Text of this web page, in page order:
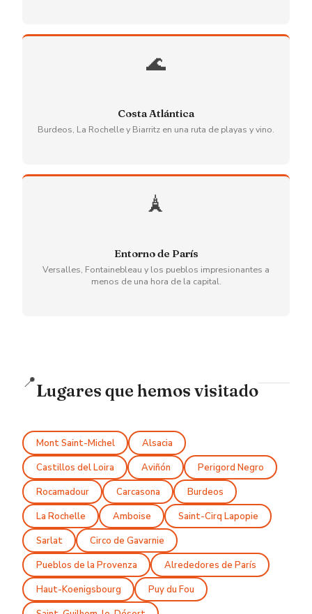
🌊
Costa Atlántica
Burdeos, La Rochelle y Biarritz en una ruta de playas y vino.
🗼
Entorno de París
Versalles, Fontainebleau y los pueblos impresionantes a
menos de una hora de la capital.
📍Lugares que hemos visitado
Mont Saint-Michel
Alsacia
Castillos del Loira
Aviñón
Perigord Negro
Rocamadour
Carcasona
Burdeos
La Rochelle
Amboise
Saint-Cirq Lapopie
Sarlat
Circo de Gavarnie
Pueblos de la Provenza
Alrededores de París
Haut-Koenigsbourg
Puy du Fou